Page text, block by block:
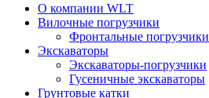
О компании WLT
Вилочные погрузчики
Фронтальные погрузчики
Экскаваторы
Экскаваторы-погрузчики
Гусеничные экскаваторы
Грунтовые катки